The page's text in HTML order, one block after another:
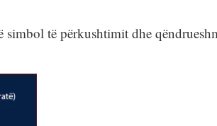
simbol të përkushtimit dhe